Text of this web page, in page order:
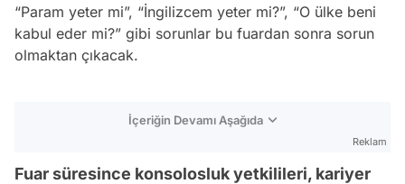
“Param yeter mi”, “İngilizcem yeter mi?”, “O ülke beni
kabul eder mi?” gibi sorunlar bu fuardan sonra sorun
olmaktan çıkacak.
İçeriğin Devamı Aşağıda
Reklam
Fuar süresince konsolosluk yetkilileri, kariyer